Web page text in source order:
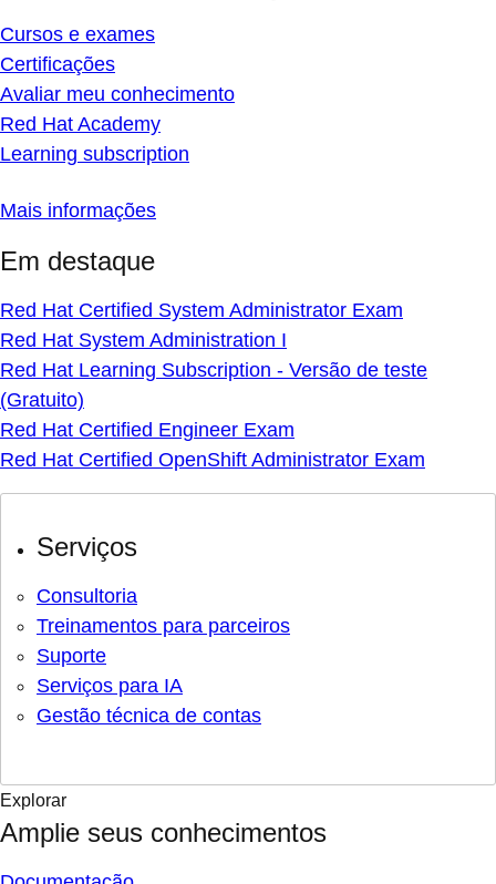
Cursos e exames
Certificações
Avaliar meu conhecimento
Red Hat Academy
Learning subscription
Mais informações
Em destaque
Red Hat Certified System Administrator Exam
Red Hat System Administration I
Red Hat Learning Subscription - Versão de teste
(Gratuito)
Red Hat Certified Engineer Exam
Red Hat Certified OpenShift Administrator Exam
Serviços
Consultoria
Treinamentos para parceiros
Suporte
Serviços para IA
Gestão técnica de contas
Explorar
Amplie seus conhecimentos